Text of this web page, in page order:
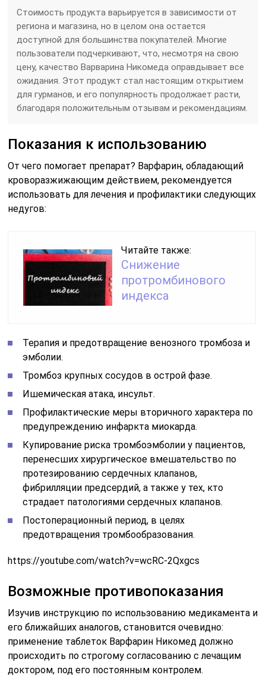
Стоимость продукта варьируется в зависимости от
региона и магазина, но в целом она остается
доступной для большинства покупателей. Многие
пользователи подчеркивают, что, несмотря на свою
цену, качество Варварина Никомеда оправдывает все
ожидания. Этот продукт стал настоящим открытием
для гурманов, и его популярность продолжает расти,
благодаря положительным отзывам и рекомендациям.
Показания к использованию
От чего помогает препарат? Варфарин, обладающий
кроворазжижающим действием, рекомендуется
использовать для лечения и профилактики следующих
недугов:
Читайте также:
Снижение
протромбинового
индекса
Терапия и предотвращение венозного тромбоза и
эмболии.
Тромбоз крупных сосудов в острой фазе.
Ишемическая атака, инсульт.
Профилактические меры вторичного характера по
предупреждению инфаркта миокарда.
Купирование риска тромбоэмболии у пациентов,
перенесших хирургическое вмешательство по
протезированию сердечных клапанов,
фибрилляции предсердий, а также у тех, кто
страдает патологиями сердечных клапанов.
Постоперационный период, в целях
предотвращения тромбообразования.
https://youtube.com/watch?v=wcRC-2Qxgcs
Возможные противопоказания
Изучив инструкцию по использованию медикамента и
его ближайших аналогов, становится очевидно:
применение таблеток Варфарин Никомед должно
происходить по строгому согласованию с лечащим
доктором, под его постоянным контролем.